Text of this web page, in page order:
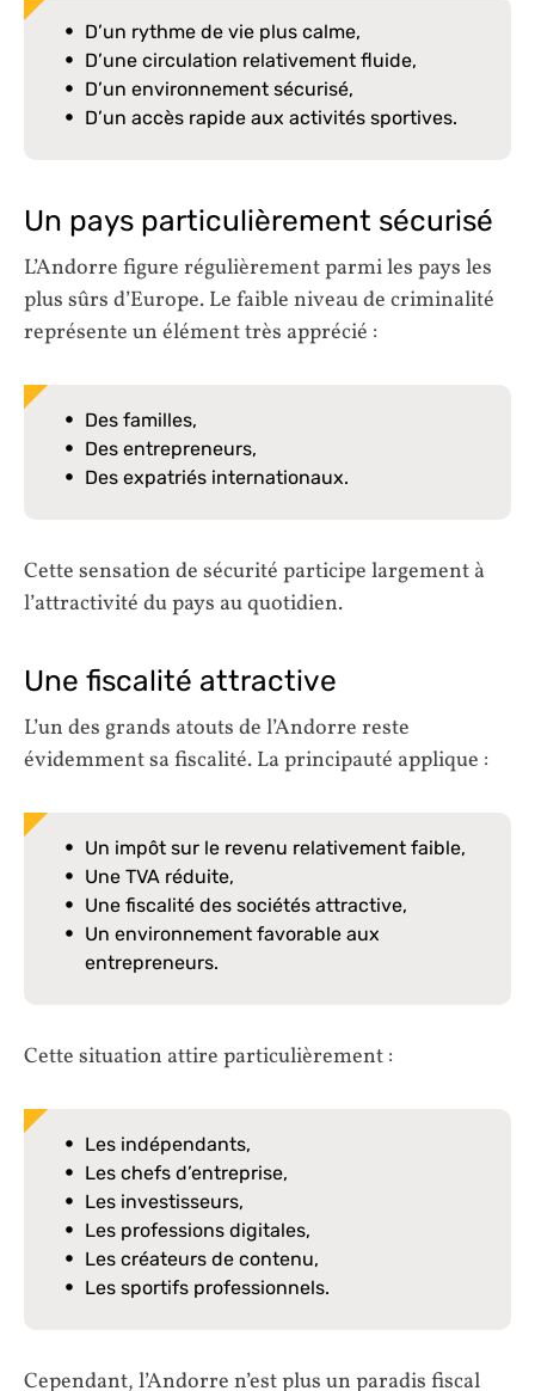
D’un rythme de vie plus calme,
D’une circulation relativement fluide,
D’un environnement sécurisé,
D’un accès rapide aux activités sportives.
Un pays particulièrement sécurisé
L’Andorre figure régulièrement parmi les pays les
plus sûrs d’Europe. Le faible niveau de criminalité
représente un élément très apprécié :
Des familles,
Des entrepreneurs,
Des expatriés internationaux.
Cette sensation de sécurité participe largement à
l’attractivité du pays au quotidien.
Une fiscalité attractive
L’un des grands atouts de l’Andorre reste
évidemment sa fiscalité. La principauté applique :
Un impôt sur le revenu relativement faible,
Une TVA réduite,
Une fiscalité des sociétés attractive,
Un environnement favorable aux
entrepreneurs.
Cette situation attire particulièrement :
Les indépendants,
Les chefs d’entreprise,
Les investisseurs,
Les professions digitales,
Les créateurs de contenu,
Les sportifs professionnels.
Cependant, l’Andorre n’est plus un paradis fiscal